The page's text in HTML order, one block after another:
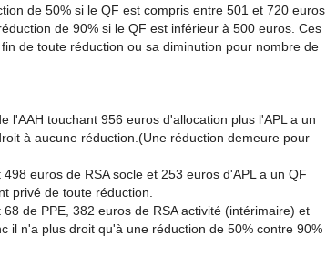
de 50% si le QF est compris entre 501 et 720 euros,
de 90% si le QF est inférieur à 500 euros. Ces
de toute réduction ou sa diminution pour nombre de
l'AAH touchant 956 euros d'allocation plus l'APL a un
à aucune réduction.(Une réduction demeure pour
euros de RSA socle et 253 euros d'APL a un QF
privé de toute réduction.
de PPE, 382 euros de RSA activité (intérimaire) et
il n'a plus droit qu'à une réduction de 50% contre 90%